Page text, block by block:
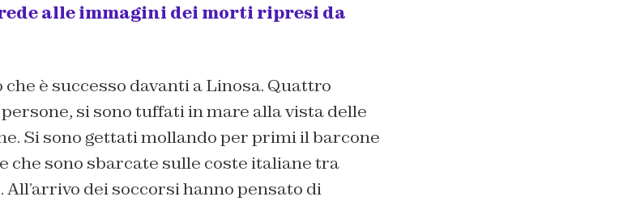
alle immagini dei morti ripresi da
è successo davanti a Linosa. Quattro
si sono tuffati in mare alla vista delle
Si sono gettati mollando per primi il barcone
che sono sbarcate sulle coste italiane tra
dei soccorsi hanno pensato di